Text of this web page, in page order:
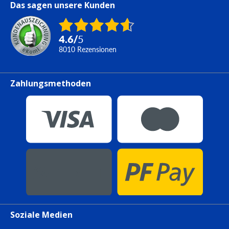
Das sagen unsere Kunden
4.6/5
8010 Rezensionen
Zahlungsmethoden
Soziale Medien